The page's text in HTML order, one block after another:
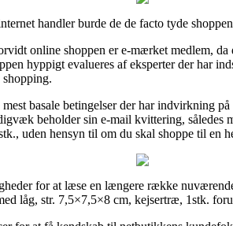
handler burde de de facto tyde
online shoppen er e-mærket medlem,
hyppigt evalueres af eksperter der har
basale betingelser der har indvirkning
beholder sin e-mail kvittering, således
uden hensyn til om du skal shoppe til en
for at læse en længere række
låg, str. 7,5×7,5×8 cm, kejsertræ, 1stk.